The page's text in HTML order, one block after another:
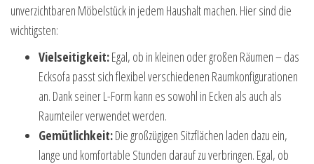
unverzichtbaren Möbelstück in jedem Haushalt machen. Hier sind die
wichtigsten:
Vielseitigkeit:Egal, ob in kleinen oder großen Räumen – das
Ecksofa passt sich flexibel verschiedenen Raumkonfigurationen
an. Dank seiner L-Form kann es sowohl in Ecken als auch als
Raumteiler verwendet werden.
Gemütlichkeit:Die großzügigen Sitzflächen laden dazu ein,
lange und komfortable Stunden darauf zu verbringen. Egal, ob